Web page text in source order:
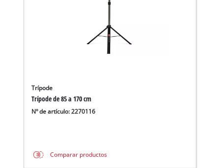
Trípode
Trípode de 85 a 170 cm
Nº de artículo: 2270116
Comparar productos